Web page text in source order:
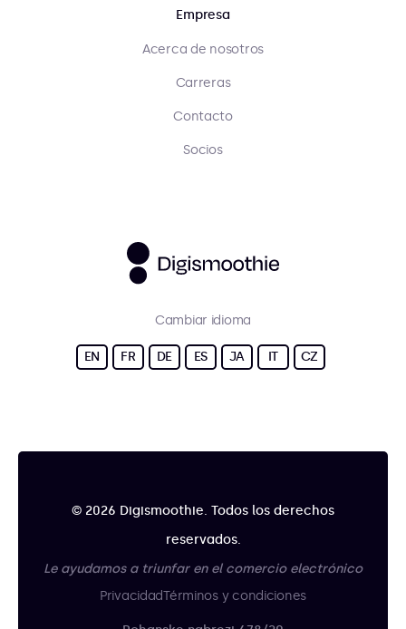
Empresa
Acerca de nosotros
Carreras
Contacto
Socios
Cambiar idioma
EN FR DE ES JA IT CZ
© 2026 Digismoothie. Todos los derechos
reservados.
Le ayudamos a triunfar en el comercio electrónico
PrivacidadTérminos y condiciones